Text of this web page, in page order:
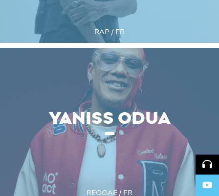
RAP / FR
YANISS ODUA
REGGAE / FR